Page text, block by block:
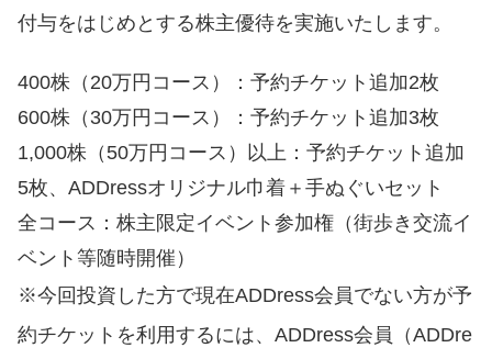
付与をはじめとする株主優待を実施いたします。
400株（20万円コース）：予約チケット追加2枚
600株（30万円コース）：予約チケット追加3枚
1,000株（50万円コース）以上：予約チケット追加
5枚、ADDressオリジナル巾着＋手ぬぐいセット
全コース：株主限定イベント参加権（街歩き交流イ
ベント等随時開催）
※今回投資した方で現在ADDress会員でない方が予
約チケットを利用するには、ADDress会員（ADDre